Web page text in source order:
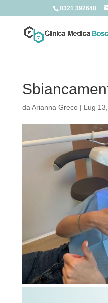
0321 392648
da Arianna Greco| Lug